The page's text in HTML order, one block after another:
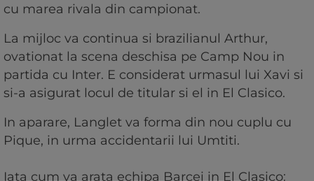
cu marea rivala din campionat.
La mijloc va continua si brazilianul Arthur,
ovationat la scena deschisa pe Camp Nou in
partida cu Inter. E considerat urmasul lui Xavi si
si-a asigurat locul de titular si el in El Clasico.
In aparare, Langlet va forma din nou cuplu cu
Pique, in urma accidentarii lui Umtiti.
Iata cum va arata echipa Barcei in El Clasico: